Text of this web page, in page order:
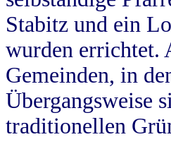
Stabitz und ein
wurden errichtet.
Gemeinden, in
Übergangsweise
traditionellen